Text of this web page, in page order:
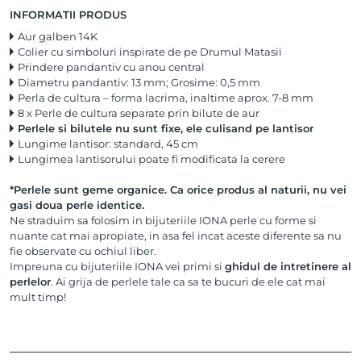
INFORMATII PRODUS
Aur galben 14K
Colier cu simboluri inspirate de pe Drumul Matasii
Prindere pandantiv cu anou central
Diametru pandantiv: 13 mm; Grosime: 0,5 mm
Perla de cultura – forma lacrima, inaltime aprox. 7-8 mm
8 x Perle de cultura separate prin bilute de aur
Perlele si bilutele nu sunt fixe, ele culisand pe lantisor
Lungime lantisor: standard, 45 cm
Lungimea lantisorului poate fi modificata la cerere
*Perlele sunt geme organice. Ca orice produs al naturii, nu vei
gasi doua perle identice.
Ne straduim sa folosim in bijuteriile IONA perle cu forme si
nuante cat mai apropiate, in asa fel incat aceste diferente sa nu
fie observate cu ochiul liber.
Impreuna cu bijuteriile IONA vei primi si ghidul de intretinere al
perlelor. Ai grija de perlele tale ca sa te bucuri de ele cat mai
mult timp!